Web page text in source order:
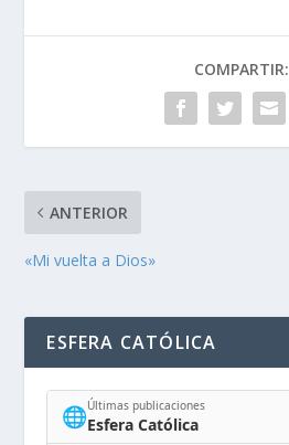
COMPARTIR:
ANTERIOR
«Mi vuelta a Dios»
ESFERA CATÓLICA
🌐Últimas publicaciones
Esfera Católica